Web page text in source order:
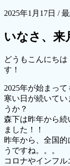
2025年1月17日 /
いなさ、
どうもこんにち
す！
2025年が始まっ
寒い日が続いて
うか？
森下は昨年から続
ました！！
昨年から、全国
うですね。。。
コロナやインフ